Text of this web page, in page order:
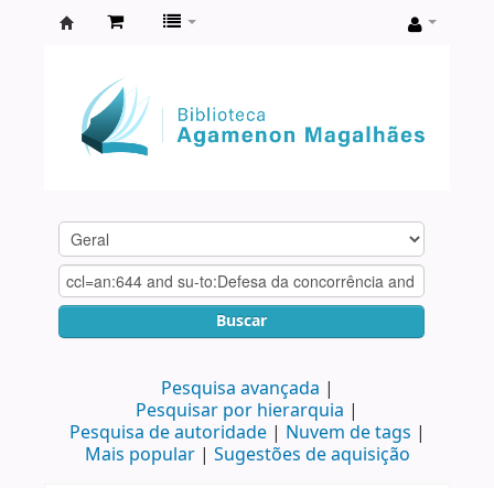
Agamenon
Magalhães
Buscar
Pesquisa avançada
Pesquisar por hierarquia
Pesquisa de autoridade
Nuvem de tags
Mais popular
Sugestões de aquisição